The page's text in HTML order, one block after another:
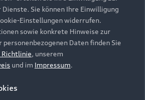
Sie können Ihre Einwilligung
Einstellungen widerrufen.
sowie konkrete Hinweise zur
personenbezogenen Daten finden Sie
Richtlinie, unserem
und im Impressum.